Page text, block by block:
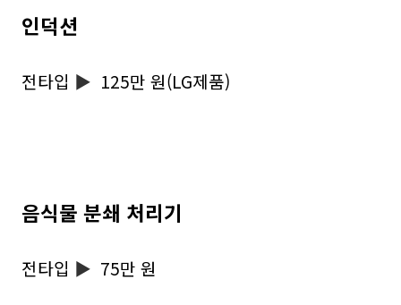
인덕션
전타입 ▶ 125만 원(LG제품)
음식물 분쇄 처리기
전타입 ▶ 75만 원